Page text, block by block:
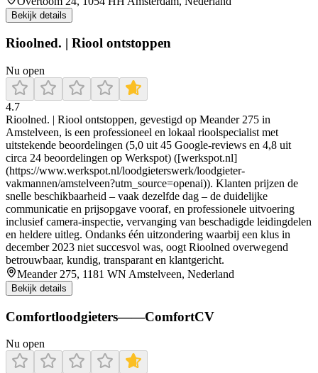
Bekijk details
Rioolned. | Riool ontstoppen
Nu open
4.7
Rioolned. | Riool ontstoppen, gevestigd op Meander 275 in
Amstelveen, is een professioneel en lokaal rioolspecialist met
uitstekende beoordelingen (5,0 uit 45 Google-reviews en 4,8 uit
circa 24 beoordelingen op Werkspot) ([werkspot.nl]
(https://www.werkspot.nl/loodgieterswerk/loodgieter-
vakmannen/amstelveen?utm_source=openai)). Klanten prijzen de
snelle beschikbaarheid – vaak dezelfde dag – de duidelijke
communicatie en prijsopgave vooraf, en professionele uitvoering
inclusief camera-inspectie, vervanging van beschadigde leidingdelen
en heldere uitleg. Ondanks één uitzondering waarbij een klus in
december 2023 niet succesvol was, oogt Rioolned overwegend
betrouwbaar, kundig, transparant en klantgericht.
Meander 275, 1181 WN Amstelveen, Nederland
Bekijk details
Comfortloodgieters——ComfortCV
Nu open